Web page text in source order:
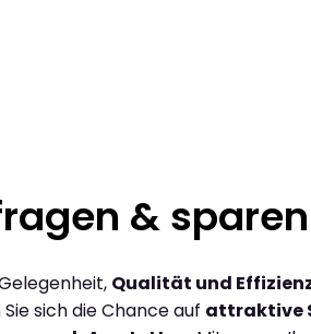
&
Qualität und
sich die Chance auf attraktive